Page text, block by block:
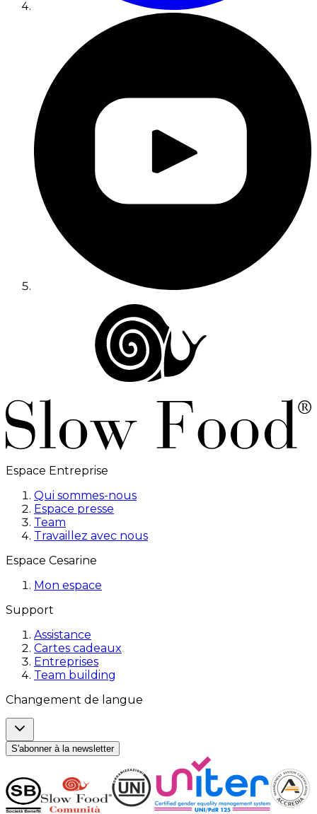
Espace Entreprise
Qui sommes-nous
Espace presse
Team
Travaillez avec nous
Espace Cesarine
Mon espace
Support
Assistance
Cartes cadeaux
Entreprises
Team building
Changement de langue
S'abonner à la newsletter